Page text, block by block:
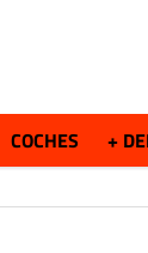
COCHES +